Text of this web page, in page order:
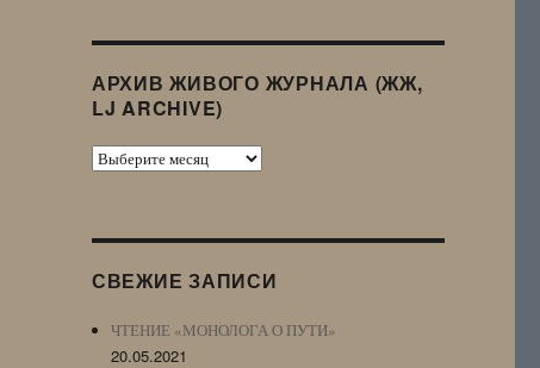
АРХИВ ЖИВОГО ЖУРНАЛА (ЖЖ,
LJ ARCHIVE)
Архив
Archive)
СВЕЖИЕ ЗАПИСИ
ЧТЕНИЕ «МОНОЛОГА О ПУТИ»
20.05.2021